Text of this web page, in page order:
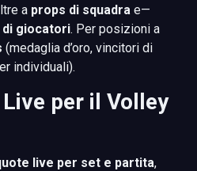
a props di squadra e—
di giocatori. Per posizioni a
(medaglia d’oro, vincitori di
individuali).
per il Volley
live per set e partita,